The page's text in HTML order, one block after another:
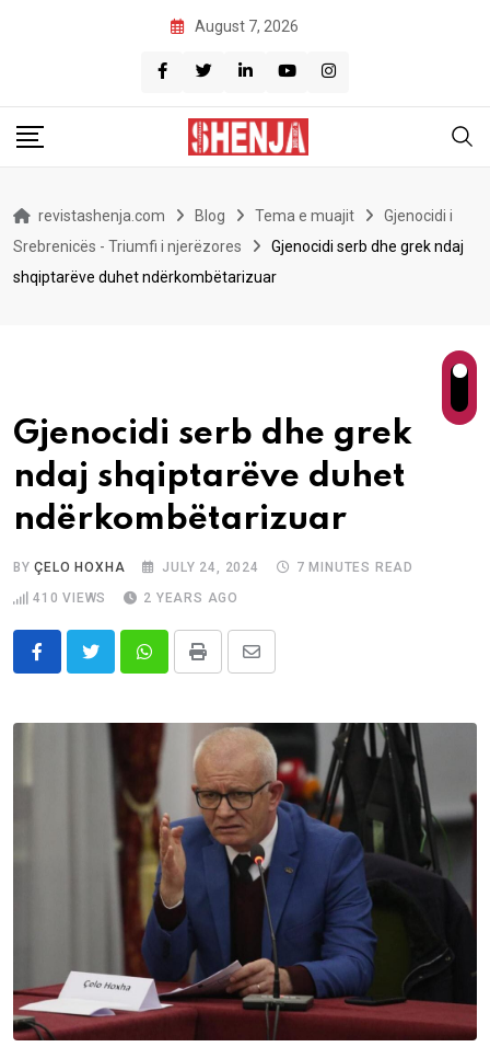
August 7, 2026
revistashenja.com Blog Tema e muajit
Gjenocidi i
Srebrenicës - Triumfi i njerëzores
Gjenocidi serb dhe grek ndaj
shqiptarëve duhet ndërkombëtarizuar
Gjenocidi serb dhe grek
ndaj shqiptarëve duhet
ndërkombëtarizuar
BYÇELO HOXHA JULY 24, 2024
7 MINUTES READ
410 VIEWS 2 YEARS AGO
WhatsappPrint
Share
Email